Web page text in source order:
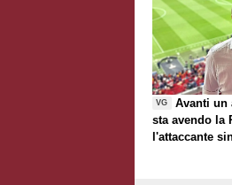
VG
Avanti un
sta avendo la
l'attaccante